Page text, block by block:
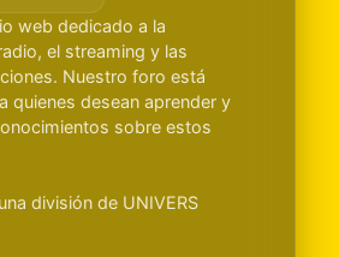
web dedicado a la
el streaming y las
Nuestro foro está
quienes desean aprender y
sobre estos
división de UNIVERS